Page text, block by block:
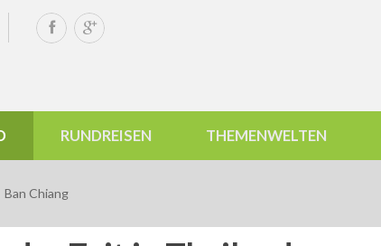
RUNDREISEN THEMENWELTEN
Ban Chiang